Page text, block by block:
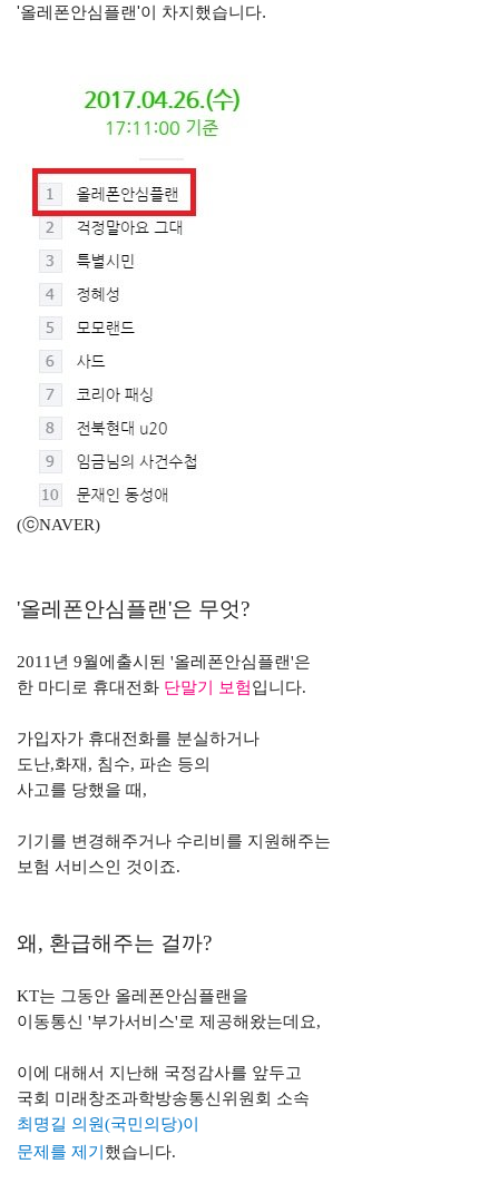
'올레폰안심플랜'이 차지했습니다.
(ⓒNAVER)
'올레폰안심플랜'은 무엇?
2011 년 9월에출시된 '올레폰안심플랜'은
한 마디로 휴대전화 단말기 보험입니다.
가입자가 휴대전화를 분실하거나
도난,화재 , 침수, 파손 등의
사고를 당했을 때 ,
기기를 변경해주거나 수리비를 지원해주는
보험 서비스인 것이죠.
왜 , 환급해주는 걸까?
KT는 그동안 올레폰안심플랜을
이동통신 '부가서비스'로 제공해왔는데요,
이에 대해서 지난해 국정감사를 앞두고
국회 미래창조과학방송통신위원회 소속
최명길 의원(국민의당)이
문제를 제기 했습니다.